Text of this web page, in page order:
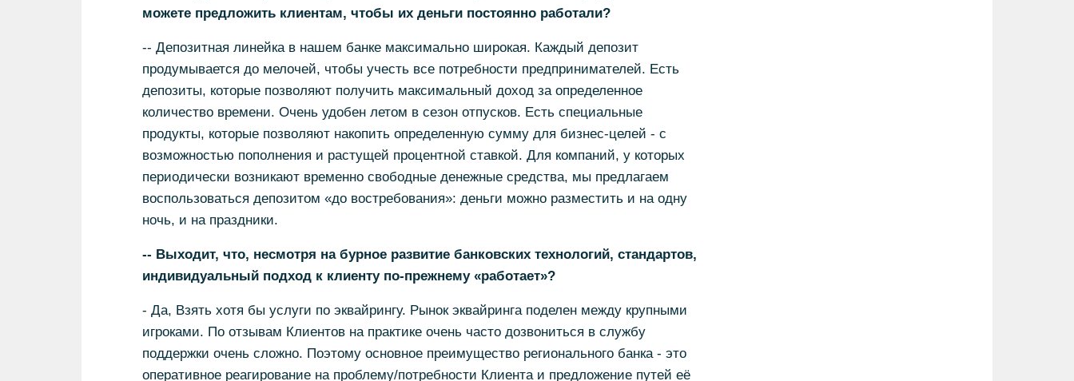
можете предложить клиентам, чтобы их деньги постоянно работали?
-- Депозитная линейка в нашем банке максимально широкая. Каждый депозит
продумывается до мелочей, чтобы учесть все потребности предпринимателей. Есть
депозиты, которые позволяют получить максимальный доход за определенное
количество времени. Очень удобен летом в сезон отпусков. Есть специальные
продукты, которые позволяют накопить определенную сумму для бизнес-целей - с
возможностью пополнения и растущей процентной ставкой. Для компаний, у которых
периодически возникают временно свободные денежные средства, мы предлагаем
воспользоваться депозитом «до востребования»: деньги можно разместить и на одну
ночь, и на праздники.
-- Выходит, что, несмотря на бурное развитие банковских технологий, стандартов,
индивидуальный подход к клиенту по-прежнему «работает»?
- Да, Взять хотя бы услуги по эквайрингу. Рынок эквайринга поделен между крупными
игроками. По отзывам Клиентов на практике очень часто дозвониться в службу
поддержки очень сложно. Поэтому основное преимущество регионального банка - это
оперативное реагирование на проблему/потребности Клиента и предложение путей её